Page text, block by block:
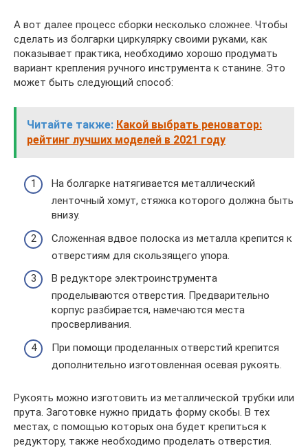
А вот далее процесс сборки несколько сложнее. Чтобы
сделать из болгарки циркулярку своими руками, как
показывает практика, необходимо хорошо продумать
вариант крепления ручного инструмента к станине. Это
может быть следующий способ:
Читайте также: Какой выбрать реноватор:
рейтинг лучших моделей в 2021 году
На болгарке натягивается металлический
ленточный хомут, стяжка которого должна быть
внизу.
Сложенная вдвое полоска из металла крепится к
отверстиям для скользящего упора.
В редукторе электроинструмента
проделываются отверстия. Предварительно
корпус разбирается, намечаются места
просверливания.
При помощи проделанных отверстий крепится
дополнительно изготовленная осевая рукоять.
Рукоять можно изготовить из металлической трубки или
прута. Заготовке нужно придать форму скобы. В тех
местах, с помощью которых она будет крепиться к
редуктору, также необходимо проделать отверстия.